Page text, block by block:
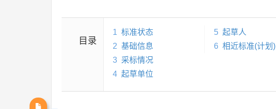
目录
1 标准状态
2 基础信息
3 采标情况
4 起草单位
5 起草人
6 相近标准(计划)